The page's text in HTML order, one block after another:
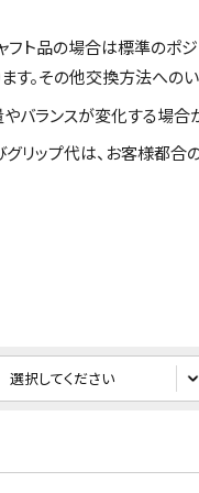
フト品の場合は標準のポジ
ます。その他交換方法への
やバランスが変化する場
グリップ代は、お客様都